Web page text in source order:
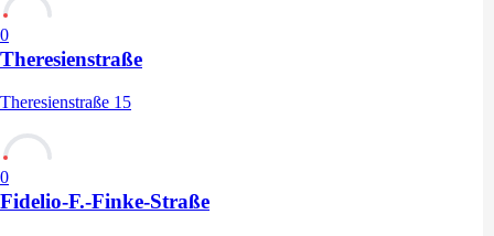
0
Theresienstraße
Theresienstraße 15
0
Fidelio-F.-Finke-Straße